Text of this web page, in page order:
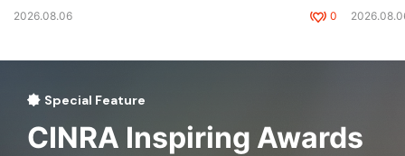
2026.08.06 0
Special Feature
CINRA Inspiring Awards